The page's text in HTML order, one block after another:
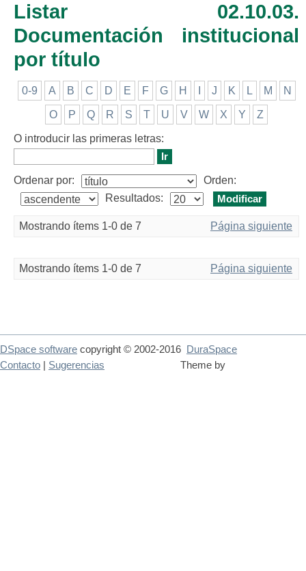
Listar 02.10.03.
Documentación institucional
por título
0-9 A B C D E F G H J K L M N
O P Q R S T U V W X Y Z
O introducir las primeras letras:
Ordenar por:
Orden:
Resultados:
Mostrando ítems 1-0 de 7 Página siguiente
Mostrando ítems 1-0 de 7 Página siguiente
DSpace software copyright © 2002-2016
DuraSpace
Theme by
Contacto Sugerencias